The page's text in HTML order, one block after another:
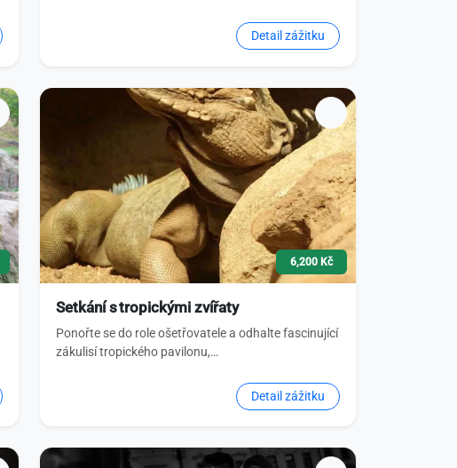
Detail zážitku
6,200 Kč
Setkání s tropickými zvířaty
Ponořte se do role ošetřovatele a odhalte fascinující
zákulisí tropického pavilonu,…
Detail zážitku